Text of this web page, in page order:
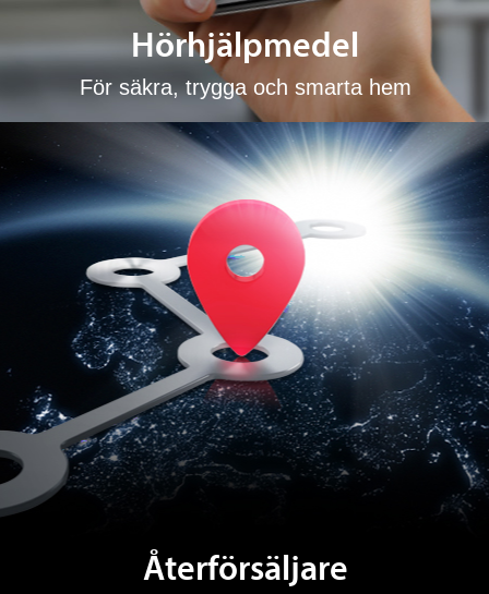
Hörhjälpmedel
För säkra, trygga och smarta hem
Återförsäljare